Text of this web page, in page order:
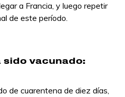
a Francia, y luego repetir
de este período.
sido vacunado:
de cuarentena de diez días,